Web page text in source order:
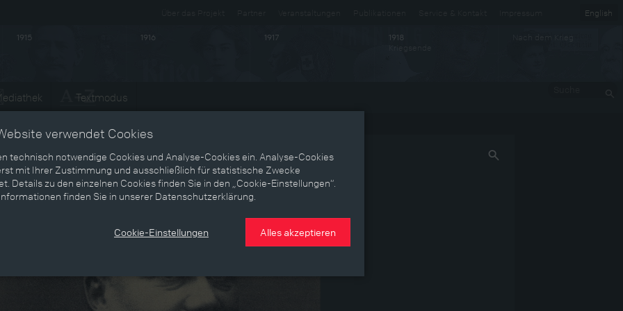
English
1915 1916 1917 1918
Textmodus
verwendet Cookies
technisch notwendige Cookies und Analyse-Cookies ein. Analyse-Cookies
mit Ihrer Zustimmung und ausschließlich für statistische Zwecke
Details zu den einzelnen Cookies finden Sie in den „Cookie-Einstellungen“.
finden Sie in unserer Datenschutzerklärung.
Cookie-Einstellungen Alles akzeptieren